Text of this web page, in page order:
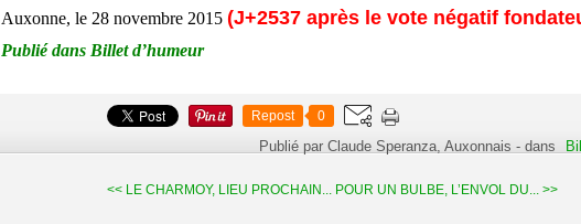
Auxonne, le 28 novembre 2015 (J+2537 après le vote négatif
Publié dans Billet d’humeur
Repost 0
Publié par Claude Speranza, Auxonnais -dans
<< LE CHARMOY, LIEU PROCHAIN... POUR UN BULBE, L’ENVOL DU... >>